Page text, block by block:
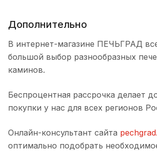
Дополнительно
В интернет-магазине ПЕЧЬГРАД
большой выбор разнообразных
каминов.
Беспроцентная рассрочка делает
покупки у нас для всех регионов
Онлайн-консультант сайта
оптимально подобрать